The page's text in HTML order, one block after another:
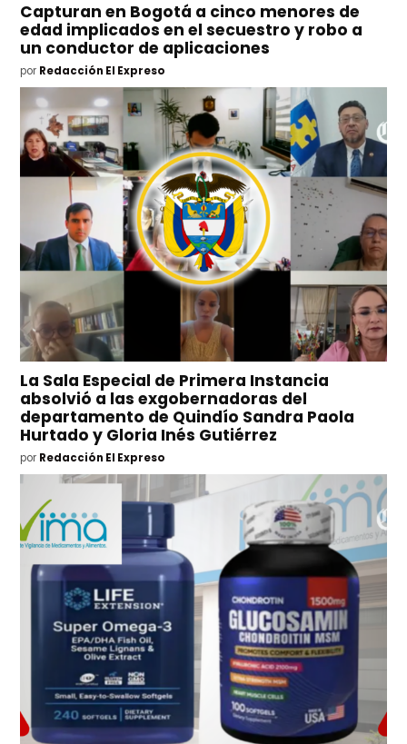
Capturan en Bogotá a cinco menores de
edad implicados en el secuestro y robo a
un conductor de aplicaciones
por Redacción El Expreso
La Sala Especial de Primera Instancia
absolvió a las exgobernadoras del
departamento de Quindío Sandra Paola
Hurtado y Gloria Inés Gutiérrez
por Redacción El Expreso